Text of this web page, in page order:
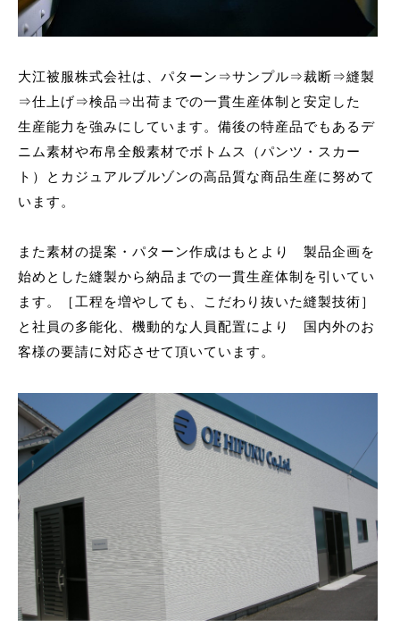
大江被服株式会社は、パターン⇒サンプル⇒裁断⇒縫製
⇒仕上げ⇒検品⇒出荷までの一貫生産体制と安定した
生産能力を強みにしています。備後の特産品でもあるデ
ニム素材や布帛全般素材でボトムス（パンツ・スカー
ト）とカジュアルブルゾンの高品質な商品生産に努めて
います。
また素材の提案・パターン作成はもとより 製品企画を
始めとした縫製から納品までの一貫生産体制を引いてい
ます。［工程を増やしても、こだわり抜いた縫製技術］
と社員の多能化、機動的な人員配置により 国内外のお
客様の要請に対応させて頂いています。